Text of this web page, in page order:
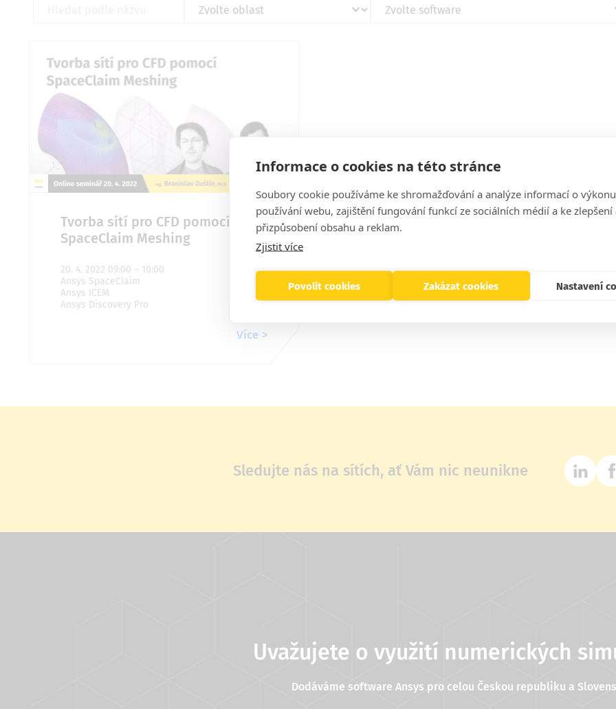
Informace o cookies na této stránce
Soubory cookie používáme ke shromažďování a analýze informací o
používání webu, zajištění fungování funkcí ze sociálních médií a ke zlepšení
přizpůsobení obsahu a reklam.
Zjistit více
Povolit cookies Zakázat cookies Nastavení
Tvorba sítí pro CFD pomocí
SpaceClaim Meshing
20. 4. 2022 09:00 – 10:00
Ansys SpaceClaim
Ansys ICEM
Ansys Discovery Pro
Více
Sledujte nás na sítích, ať Vám nic neunikne
Uvažujete o využití numerických
Dodáváme software Ansys pro celou Českou republiku a